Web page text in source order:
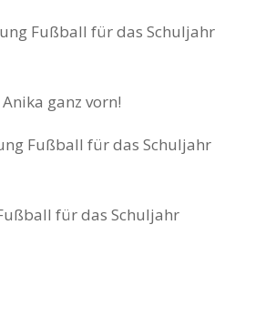
Fußball für das Schuljahr
Anika ganz vorn!
Fußball für das Schuljahr
für das Schuljahr